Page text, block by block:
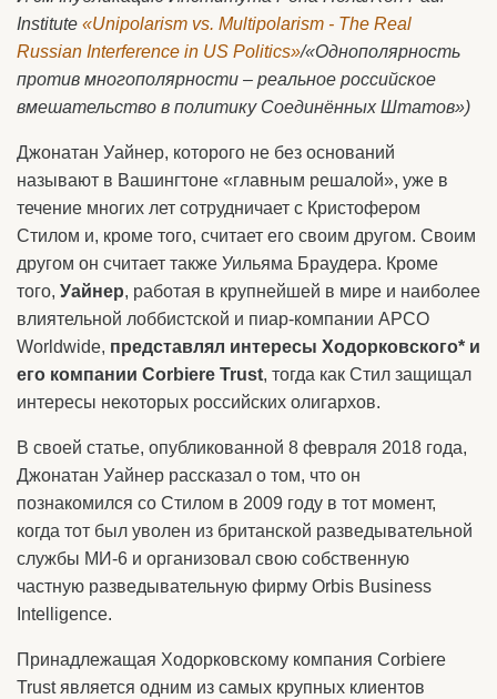
Institute «Unipolarism vs. Multipolarism - The Real
Russian Interference in US Politics»/«Однополярность
против многополярности – реальное российское
вмешательство в политику Соединённых Штатов»)
Джонатан Уайнер, которого не без оснований
называют в Вашингтоне «главным решалой», уже в
течение многих лет сотрудничает с Кристофером
Стилом и, кроме того, считает его своим другом. Своим
другом он считает также Уильяма Браудера. Кроме
того, Уайнер, работая в крупнейшей в мире и наиболее
влиятельной лоббистской и пиар-компании APCO
Worldwide, представлял интересы Ходорковского* и
его компании Corbiere Trust, тогда как Стил защищал
интересы некоторых российских олигархов.
В своей статье, опубликованной 8 февраля 2018 года,
Джонатан Уайнер рассказал о том, что он
познакомился со Стилом в 2009 году в тот момент,
когда тот был уволен из британской разведывательной
службы МИ-6 и организовал свою собственную
частную разведывательную фирму Orbis Business
Intelligence.
Принадлежащая Ходорковскому компания Corbiere
Trust является одним из самых крупных клиентов